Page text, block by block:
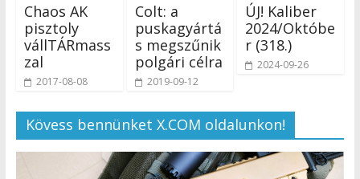
Chaos AK
pisztoly
vállTÁRmass
zal
2017-08-08
Colt: a
puskagyártá
s megszűnik
polgári célra
2019-09-12
ÚJ! Kaliber
2024/Októbe
r (318.)
2024-09-26
Kövess bennünket X.COM oldalunkon!